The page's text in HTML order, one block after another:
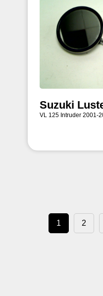
Suzuki
VL 125 Intruder 2001-
1 2